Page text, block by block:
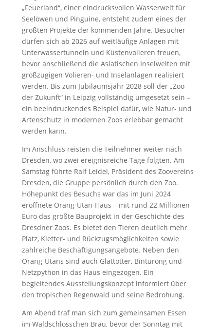
„Feuerland“, einer eindrucksvollen Wasserwelt für
Seelöwen und Pinguine, entsteht zudem eines der
größten Projekte der kommenden Jahre. Besucher
dürfen sich ab 2026 auf weitläufige Anlagen mit
Unterwassertunneln und Küstenvolieren freuen,
bevor anschließend die Asiatischen Inselwelten mit
großzügigen Volieren- und Inselanlagen realisiert
werden. Bis zum Jubiläumsjahr 2028 soll der „Zoo
der Zukunft“ in Leipzig vollständig umgesetzt sein –
ein beeindruckendes Beispiel dafür, wie Natur- und
Artenschutz in modernen Zoos erlebbar gemacht
werden kann.
Im Anschluss reisten die Teilnehmer weiter nach
Dresden, wo zwei ereignisreiche Tage folgten. Am
Samstag führte Ralf Leidel, Präsident des Zoovereins
Dresden, die Gruppe persönlich durch den Zoo.
Höhepunkt des Besuchs war das im Juni 2024
eröffnete Orang-Utan-Haus – mit rund 22 Millionen
Euro das größte Bauprojekt in der Geschichte des
Dresdner Zoos. Es bietet den Tieren deutlich mehr
Platz, Kletter- und Rückzugsmöglichkeiten sowie
zahlreiche Beschäftigungsangebote. Neben den
Orang-Utans sind auch Glattotter, Binturong und
Netzpython in das Haus eingezogen. Ein
begleitendes Ausstellungskonzept informiert über
den tropischen Regenwald und seine Bedrohung.
Am Abend traf man sich zum gemeinsamen Essen
im Waldschlösschen Bräu, bevor der Sonntag mit